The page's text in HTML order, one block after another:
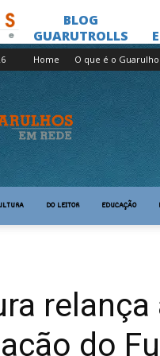
Home O que é o
DO LEITOR EDUCAÇÃO
relança
do